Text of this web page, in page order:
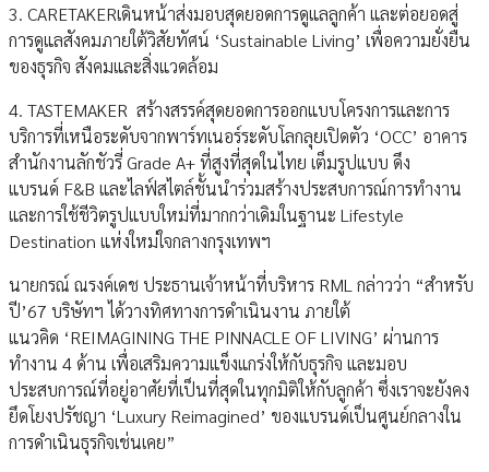
3. CARETAKERเดินหน้าส่งมอบสุดยอดการดูแลลูกค้า และต่อยอดสู่
การดูแลสังคมภายใต้วิสัยทัศน์ ‘Sustainable Living’ เพื่อความยั่งยืน
ของธุรกิจ สังคมและสิ่งแวดล้อม
4. TASTEMAKER สร้างสรรค์สุดยอดการออกแบบโครงการและการ
บริการที่เหนือระดับจากพาร์ทเนอร์ระดับโลกลุยเปิดตัว ‘OCC’ อาคาร
สำนักงานลักชัวรี่ Grade A+ ที่สูงที่สุดในไทย เต็มรูปแบบ ดึง
แบรนด์ F&B และไลฟ์สไตล์ชั้นนำร่วมสร้างประสบการณ์การทำงาน
และการใช้ชีวิตรูปแบบใหม่ที่มากกว่าเดิมในฐานะ Lifestyle
Destination แห่งใหม่ใจกลางกรุงเทพฯ
นายกรณ์ ณรงค์เดช ประธานเจ้าหน้าที่บริหาร RML กล่าวว่า “สำหรับ
ปี’67 บริษัทฯ ได้วางทิศทางการดำเนินงาน ภายใต้
แนวคิด ‘REIMAGINING THE PINNACLE OF LIVING’ ผ่านการ
ทำงาน 4 ด้าน เพื่อเสริมความแข็งแกร่งให้กับธุรกิจ และมอบ
ประสบการณ์ที่อยู่อาศัยที่เป็นที่สุดในทุกมิติให้กับลูกค้า ซึ่งเราจะยังคง
ยึดโยงปรัชญา ‘Luxury Reimagined’ ของแบรนด์เป็นศูนย์กลางใน
การดำเนินธุรกิจเช่นเคย”